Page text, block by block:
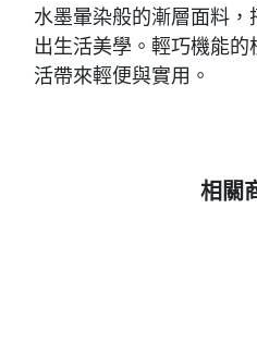
水墨暈染般的漸層面料
出生活美學。輕巧機能
活帶來輕便與實用。
相關